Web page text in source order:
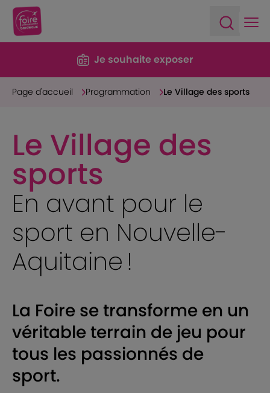
Je souhaite exposer
Page d'accueil Programmation Le Village des sports
Le Village des
sports
En avant pour le
sport en Nouvelle-
Aquitaine !
La Foire se transforme en un
véritable terrain de jeu pour
tous les passionnés de
sport.